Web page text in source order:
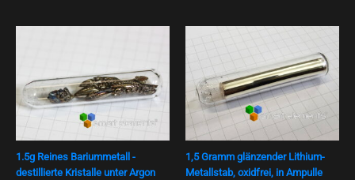
1.5g Reines Bariummetall -
destillierte Kristalle unter Argon
1,5 Gramm glänzender Lithium-
Metallstab, oxidfrei, in Ampulle